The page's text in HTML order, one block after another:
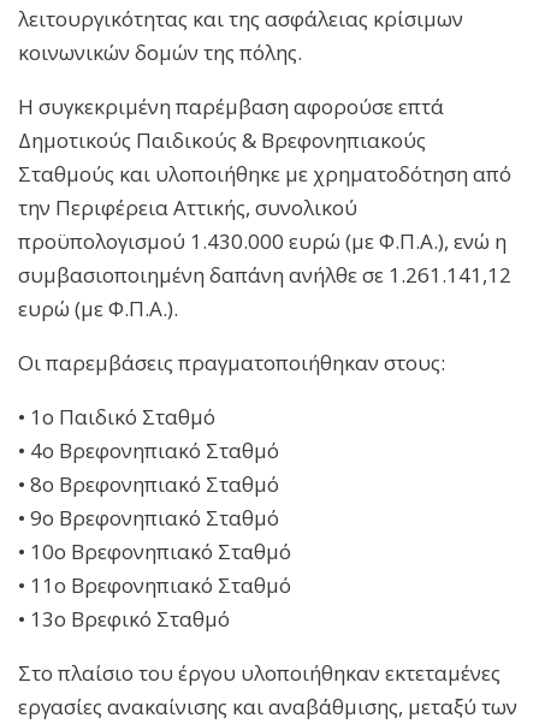
λειτουργικότητας και της ασφάλειας κρίσιμων
κοινωνικών δομών της πόλης.
Η συγκεκριμένη παρέμβαση αφορούσε επτά
Δημοτικούς Παιδικούς & Βρεφονηπιακούς
Σταθμούς και υλοποιήθηκε με χρηματοδότηση από
την Περιφέρεια Αττικής, συνολικού
προϋπολογισμού 1.430.000 ευρώ (με Φ.Π.Α.), ενώ η
συμβασιοποιημένη δαπάνη ανήλθε σε 1.261.141,12
ευρώ (με Φ.Π.Α.).
Οι παρεμβάσεις πραγματοποιήθηκαν στους:
• 1ο Παιδικό Σταθμό
• 4ο Βρεφονηπιακό Σταθμό
• 8ο Βρεφονηπιακό Σταθμό
• 9ο Βρεφονηπιακό Σταθμό
• 10ο Βρεφονηπιακό Σταθμό
• 11ο Βρεφονηπιακό Σταθμό
• 13ο Βρεφικό Σταθμό
Στο πλαίσιο του έργου υλοποιήθηκαν εκτεταμένες
εργασίες ανακαίνισης και αναβάθμισης, μεταξύ των